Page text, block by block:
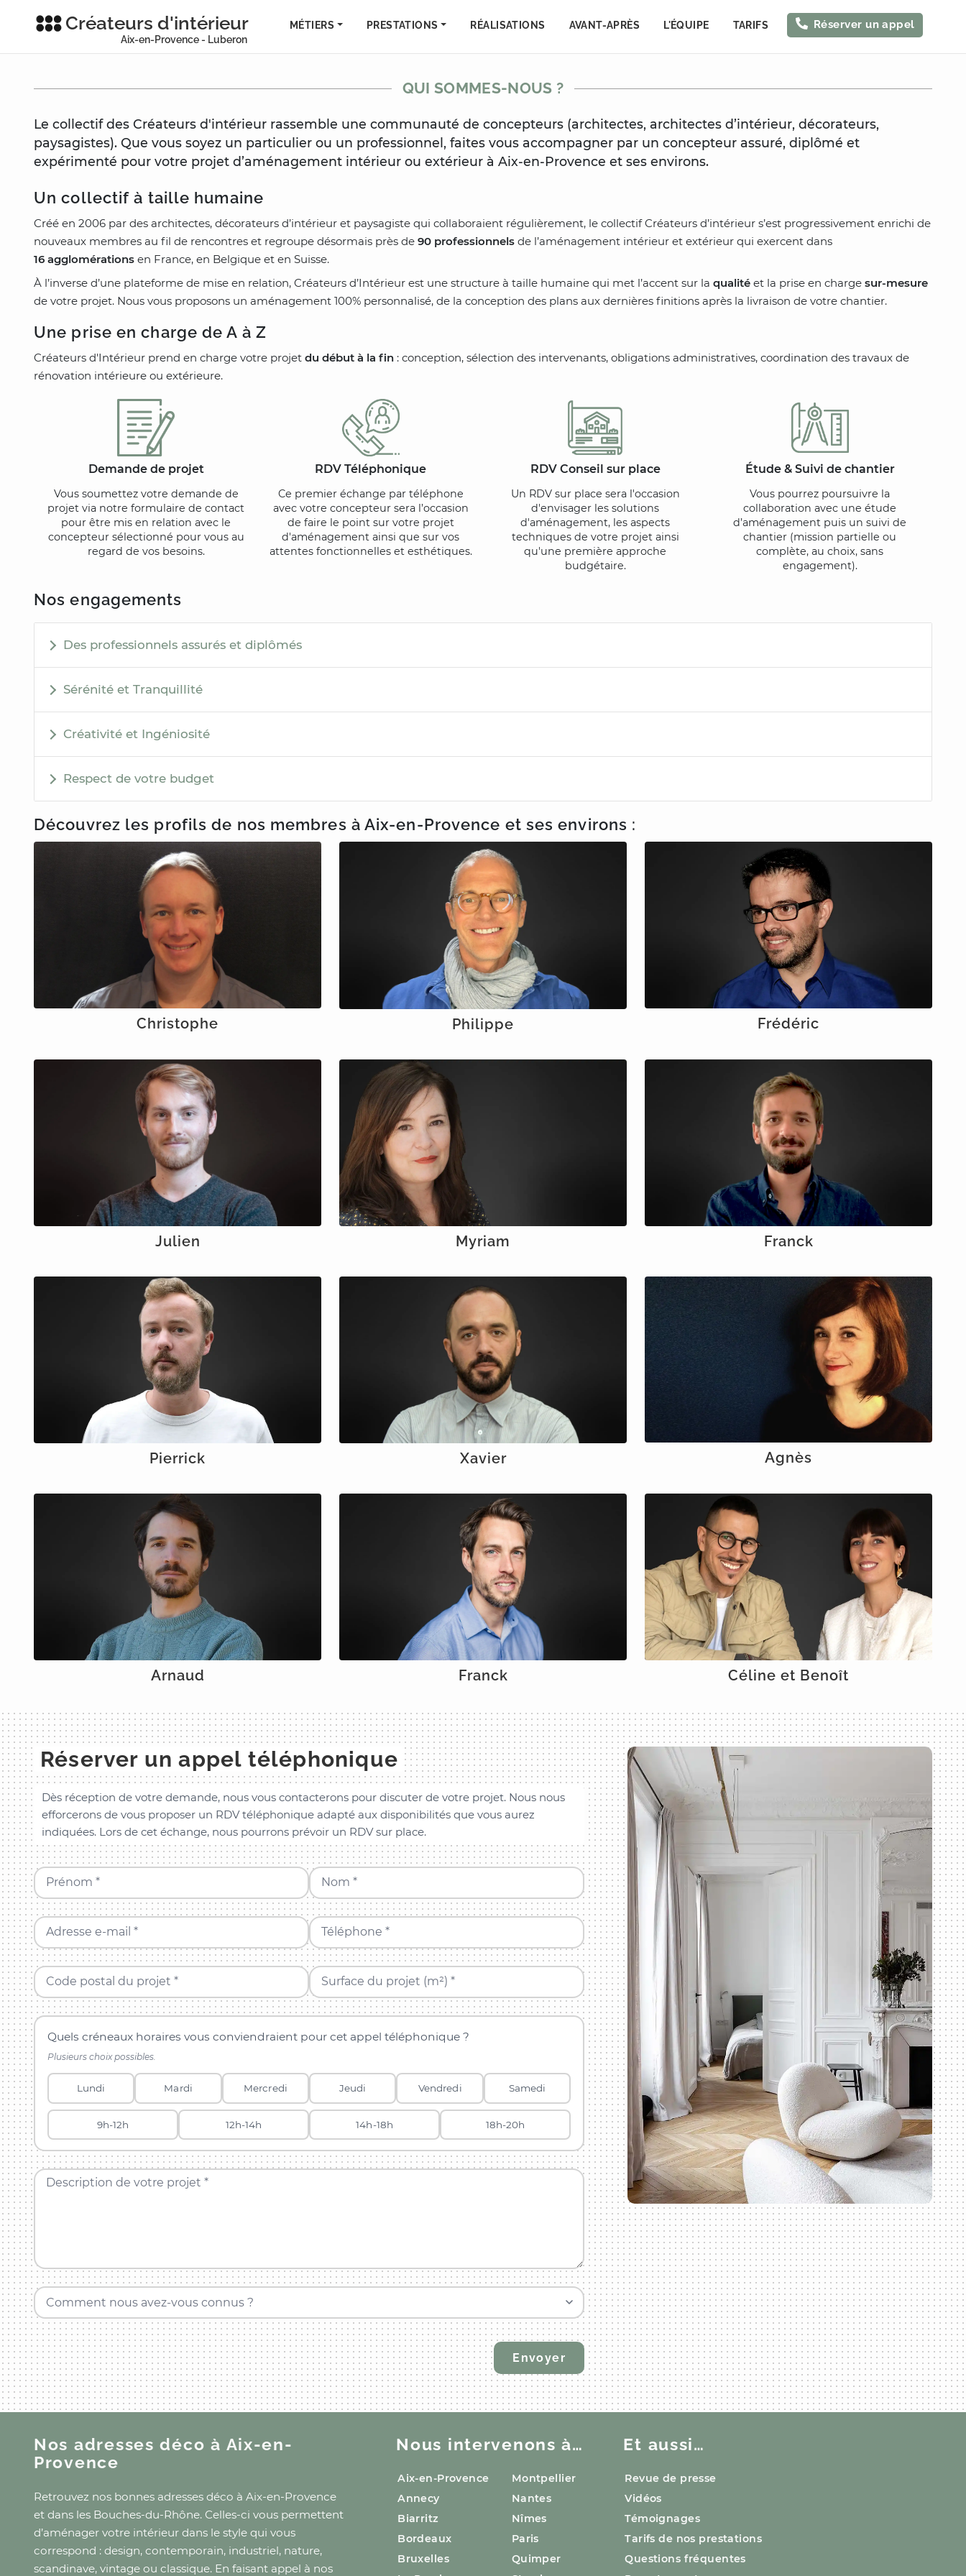
Créateurs d'intérieur
Aix-en-Provence - Luberon
MÉTIERS PRESTATIONS RÉALISATIONS AVANT-APRÈS L'ÉQUIPE TARIFS Réserver un appel
QUI SOMMES-NOUS ?
Le collectif des Créateurs d'intérieur rassemble une communauté de concepteurs (architectes, architectes d’intérieur, décorateurs,
paysagistes). Que vous soyez un particulier ou un professionnel, faites vous accompagner par un concepteur assuré, diplômé et
expérimenté pour votre projet d’aménagement intérieur ou extérieur à Aix-en-Provence et ses environs.
Un collectif à taille humaine
Créé en 2006 par des architectes, décorateurs d’intérieur et paysagiste qui collaboraient régulièrement, le collectif Créateurs d’intérieur s’est progressivement enrichi de
nouveaux membres au fil de rencontres et regroupe désormais près de 90 professionnels de l’aménagement intérieur et extérieur qui exercent dans
16 agglomérations en France, en Belgique et en Suisse.
À l’inverse d’une plateforme de mise en relation, Créateurs d’Intérieur est une structure à taille humaine qui met l’accent sur la qualité et la prise en charge sur-mesure
de votre projet. Nous vous proposons un aménagement 100% personnalisé, de la conception des plans aux dernières finitions après la livraison de votre chantier.
Une prise en charge de A à Z
Créateurs d'Intérieur prend en charge votre projet du début à la fin : conception, sélection des intervenants, obligations administratives, coordination des travaux de
rénovation intérieure ou extérieure.
Demande de projet
Vous soumettez votre demande de
projet via notre formulaire de contact
pour être mis en relation avec le
concepteur sélectionné pour vous au
regard de vos besoins.
RDV Téléphonique
Ce premier échange par téléphone
avec votre concepteur sera l’occasion
de faire le point sur votre projet
d'aménagement ainsi que sur vos
attentes fonctionnelles et esthétiques.
RDV Conseil sur place
Un RDV sur place sera l'occasion
d'envisager les solutions
d'aménagement, les aspects
techniques de votre projet ainsi
qu'une première approche
budgétaire.
Étude & Suivi de chantier
Vous pourrez poursuivre la
collaboration avec une étude
d’aménagement puis un suivi de
chantier (mission partielle ou
complète, au choix, sans
engagement).
Nos engagements
Des professionnels assurés et diplômés
Sérénité et Tranquillité
Créativité et Ingéniosité
Respect de votre budget
Découvrez les profils de nos membres à Aix-en-Provence et ses environs :
Christophe Philippe Frédéric
Julien Myriam Franck
Pierrick Xavier Agnès
Arnaud Franck Céline et Benoît
Réserver un appel téléphonique
Dès réception de votre demande, nous vous contacterons pour discuter de votre projet. Nous nous
efforcerons de vous proposer un RDV téléphonique adapté aux disponibilités que vous aurez
indiquées. Lors de cet échange, nous pourrons prévoir un RDV sur place.
Prénom * Nom *
Adresse e-mail * Téléphone *
Code postal du projet * Surface du projet (m²) *
Quels créneaux horaires vous conviendraient pour cet appel téléphonique ?
Plusieurs choix possibles.
Lundi Mardi Mercredi Jeudi Vendredi Samedi
9h-12h 12h-14h 14h-18h 18h-20h
Description de votre projet *
Comment nous avez-vous connus ?
Nos adresses décoà Aix-en-
Provence
Retrouvez nos bonnes adresses déco à Aix-en-Provence
et dans les Bouches-du-Rhône. Celles-ci vous permettent
d’aménager votre intérieur dans le style qui vous
correspond : design, contemporain, industriel, nature,
scandinave, vintage ou classique. En faisant appel à nos
Nous intervenons à…
Aix-en-Provence
Annecy
Biarritz
Bordeaux
Bruxelles
Montpellier
Nantes
Nîmes
Paris
Quimper
Et aussi…
Revue de presse
Vidéos
Témoignages
Tarifs de nos prestations
Questions fréquentes